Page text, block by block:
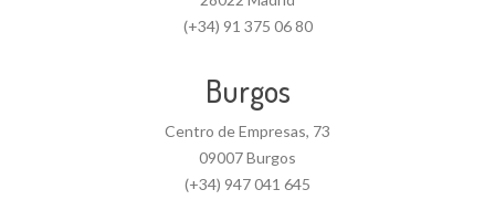
(+34) 91 375 06 80
Burgos
Centro de Empresas, 73
09007 Burgos
(+34) 947 041 645